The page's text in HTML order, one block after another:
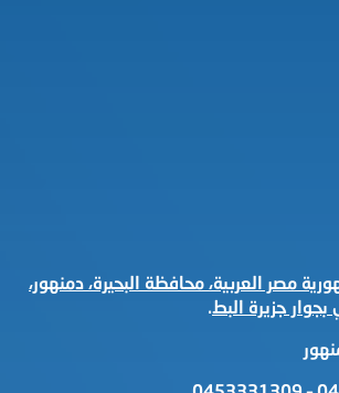
مصر العربية، محافظة البحيرة، دمنهور،
جزيرة البط.